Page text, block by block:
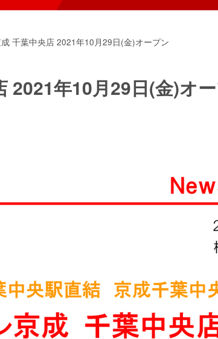
成 千葉中央店 2021年10月29日(金)オープン
2021年10月29日(金)オ